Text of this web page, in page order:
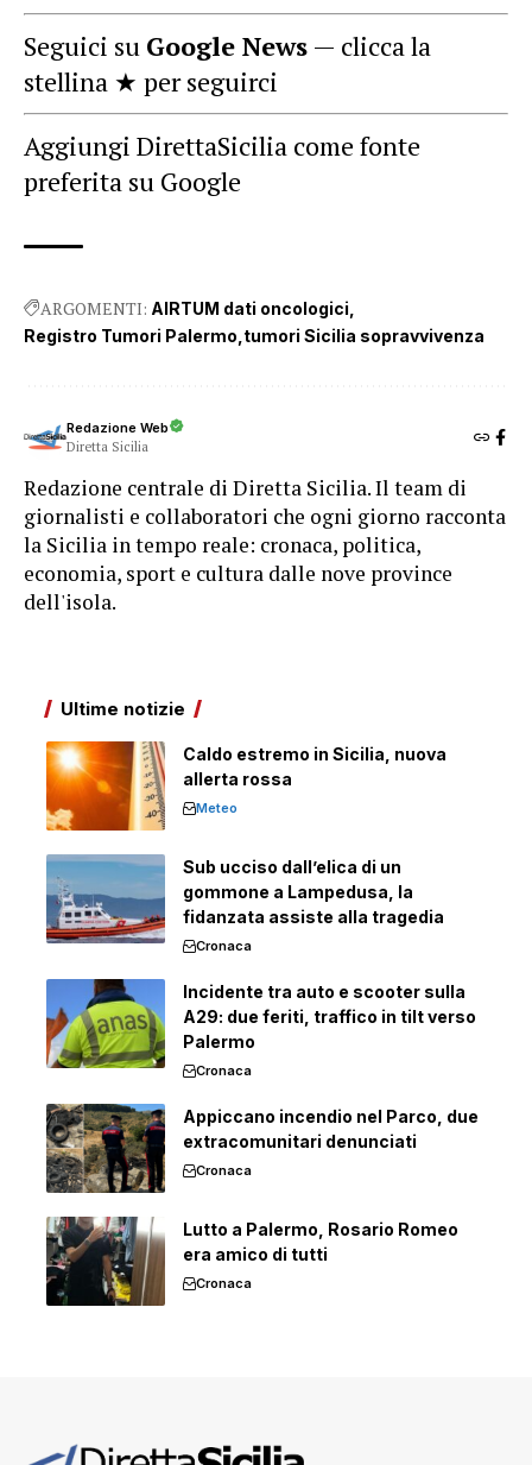
Seguici su Google News — clicca la
stellina ★ per seguirci
Aggiungi DirettaSicilia come fonte
preferita su Google
ARGOMENTI: AIRTUM dati oncologici
Registro Tumori Palermo tumori Sicilia sopravvivenza
Redazione Web
Diretta Sicilia
Redazione centrale di Diretta Sicilia. Il team di
giornalisti e collaboratori che ogni giorno racconta
la Sicilia in tempo reale: cronaca, politica,
economia, sport e cultura dalle nove province
dell'isola.
Ultime notizie
Caldo estremo in Sicilia, nuova
allerta rossa
Meteo
Sub ucciso dall’elica di un
gommone a Lampedusa, la
fidanzata assiste alla tragedia
Cronaca
Incidente tra auto e scooter sulla
A29: due feriti, traffico in tilt verso
Palermo
Cronaca
Appiccano incendio nel Parco, due
extracomunitari denunciati
Cronaca
Lutto a Palermo, Rosario Romeo
era amico di tutti
Cronaca